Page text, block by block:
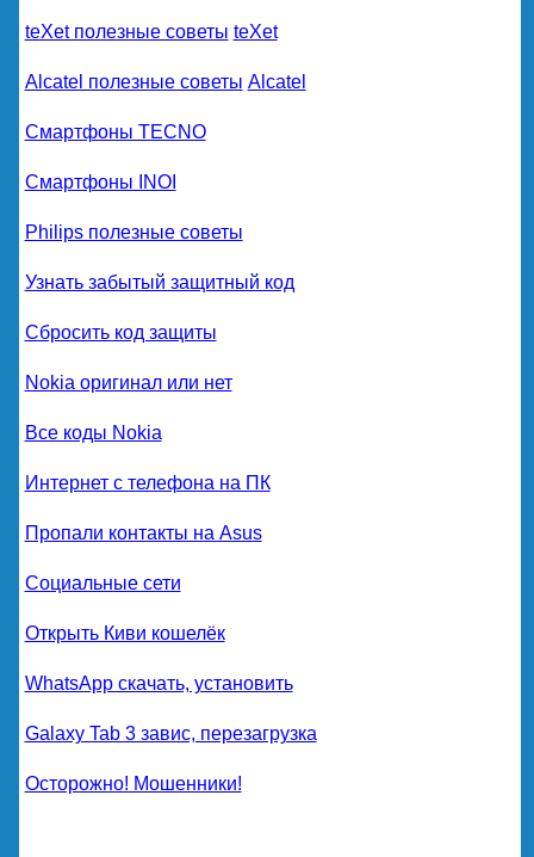
teXet полезные советы teXet
Alcatel полезные советы Alcatel
Смартфоны TECNO
Смартфоны INOI
Philips полезные советы
Узнать забытый защитный код
Сбросить код защиты
Nokia оригинал или нет
Все коды Nokia
Интернет с телефона на ПК
Пропали контакты на Asus
Социальные сети
Открыть Киви кошелёк
WhatsApp скачать, установить
Galaxy Tab 3 завис, перезагрузка
Осторожно! Мошенники!